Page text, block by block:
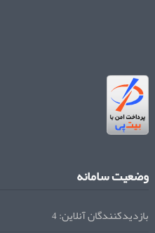
وضعیت سامانه
بازدیدکنندگان آنلاین:4